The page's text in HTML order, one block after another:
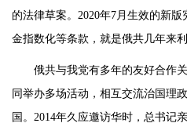
的法律草案。2020年7月生效的新
金指数化等条款，就是俄共几年来
俄共与我党有多年的友好合作
同举办多场活动，相互交流治国理
国。2014年久应邀访华时，总书记